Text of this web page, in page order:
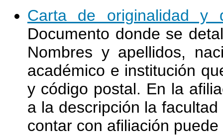
Carta de originalidad y
Documento donde se
Nombres y apellidos,
académico e institución
y código postal. En la
a la descripción la
contar con afiliación